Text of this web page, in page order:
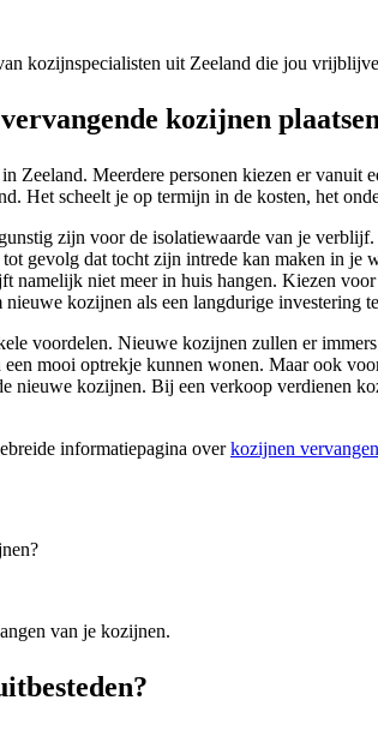
kozijnspecialisten uit Zeeland die jou
kozijnen
Meerdere personen kiezen er
Het scheelt je op termijn in de kosten, het
zijn voor de isolatiewaarde van je
gevolg dat tocht zijn intrede kan maken in
namelijk niet meer in huis hangen. Kiezen
kozijnen als een langdurige investering
voordelen. Nieuwe kozijnen zullen er
mooi optrekje kunnen wonen. Maar ook
nieuwe kozijnen. Bij een verkoop verdienen
informatiepagina overkozijnen vervangen
van je kozijnen.